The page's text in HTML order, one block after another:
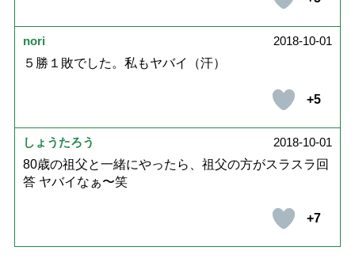
nori
2018-10-01
５勝１敗でした。私もヤバイ（汗）
+5
しょうたろう
2018-10-01
80歳の祖父と一緒にやったら、祖父の方がスラスラ回
答 ヤバイなぁ〜笑
+7